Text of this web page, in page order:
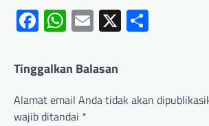
Facebook
WhatsApp
Email
X
Tinggalkan Balasan
Alamat email Anda tidak akan
wajib ditandai *